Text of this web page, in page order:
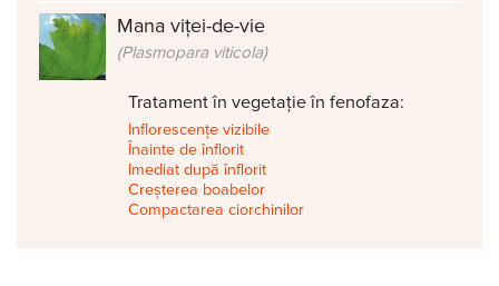
Mana viței-de-vie
(Plasmopara viticola)
Tratament în vegetație în fenofaza:
Inflorescențe vizibile
Înainte de înflorit
Imediat după înflorit
Creșterea boabelor
Compactarea ciorchinilor